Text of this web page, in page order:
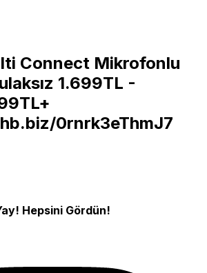
Connect Mikrofonlu
1.699TL -
0rnrk3eThmJ7
Hepsini Gördün!